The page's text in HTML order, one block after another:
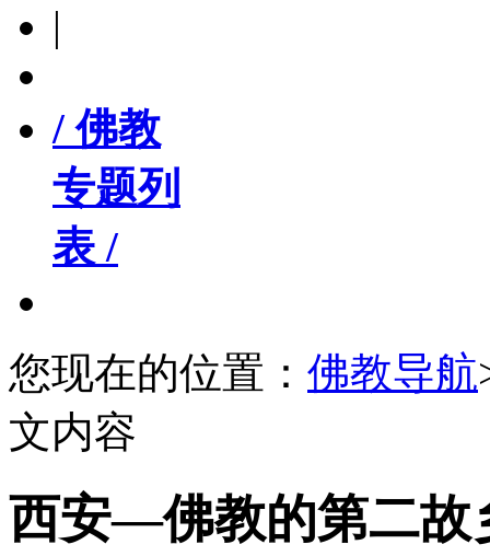
|
/ 佛教
专题列
表 /
您现在的位置： 佛教导航
文内容
西安—佛教的第二故